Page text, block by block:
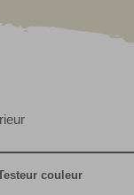
couleur